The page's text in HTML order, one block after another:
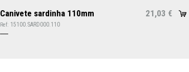
Canivete sardinha 110mm 21,03 €
Ref: 15100.SARD000.110